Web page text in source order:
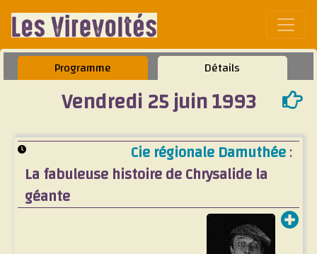
Programme Détails
Vendredi 25 juin 1993
Cie régionale Damuthée:
La fabuleuse histoire de Chrysalide la
géante